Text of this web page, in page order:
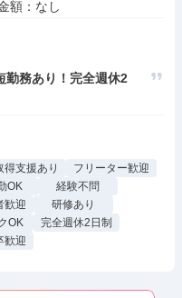
勤務あり！完全週休2
得支援あり
フリーター歓迎
OK
経験不問
歓迎
研修あり
OK
完全週休2日制
歓迎